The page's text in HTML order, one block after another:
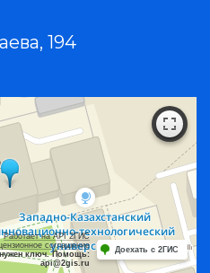
194
Работает на API 2ГИС
соглашение
ключ. Помощь:
api@2gis.ru
Доехать с 2ГИС